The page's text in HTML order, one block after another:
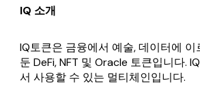
IQ 소개
IQ토큰은 금융에서 예술, 데이터에
둔 DeFi, NFT 및 Oracle 토큰입니다.
서 사용할 수 있는 멀티체인입니다.